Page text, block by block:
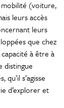
mobilité (voiture,
leurs accès
leurs
que chez
à être à
distingue
s’agisse
d’explorer et